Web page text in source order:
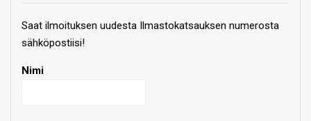
Saat ilmoituksen uudesta Ilmastokatsauksen numerosta
sähköpostiisi!
Nimi